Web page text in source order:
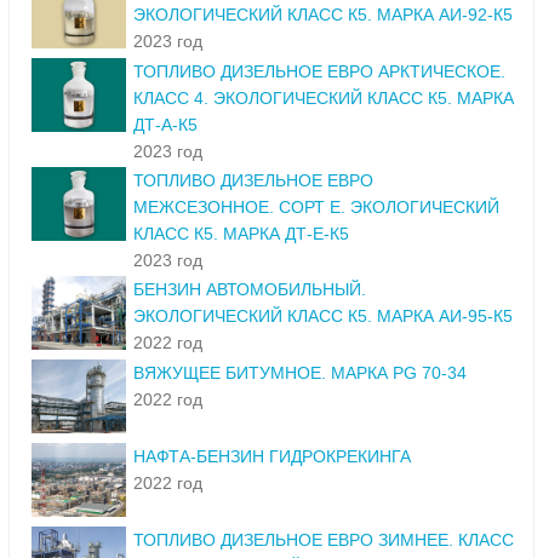
ЭКОЛОГИЧЕСКИЙ КЛАСС К5. МАРКА АИ-92-К5
2023 год
ТОПЛИВО ДИЗЕЛЬНОЕ ЕВРО АРКТИЧЕСКОЕ.
КЛАСС 4. ЭКОЛОГИЧЕСКИЙ КЛАСС К5. МАРКА
ДТ-А-К5
2023 год
ТОПЛИВО ДИЗЕЛЬНОЕ ЕВРО
МЕЖСЕЗОННОЕ. СОРТ Е. ЭКОЛОГИЧЕСКИЙ
КЛАСС К5. МАРКА ДТ-Е-К5
2023 год
БЕНЗИН АВТОМОБИЛЬНЫЙ.
ЭКОЛОГИЧЕСКИЙ КЛАСС К5. МАРКА АИ-95-К5
2022 год
ВЯЖУЩЕЕ БИТУМНОЕ. МАРКА PG 70-34
2022 год
НАФТА-БЕНЗИН ГИДРОКРЕКИНГА
2022 год
ТОПЛИВО ДИЗЕЛЬНОЕ ЕВРО ЗИМНЕЕ. КЛАСС